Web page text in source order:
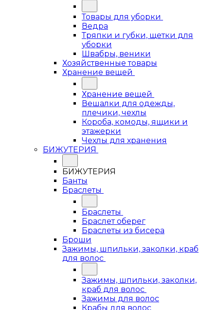
Товары для уборки
Ведра
Тряпки и губки, щетки для
уборки
Швабры, веники
Хозяйственные товары
Хранение вещей
Хранение вещей
Вешалки для одежды,
плечики, чехлы
Короба, комоды, ящики и
этажерки
Чехлы для хранения
БИЖУТЕРИЯ
БИЖУТЕРИЯ
Банты
Браслеты
Браслеты
Браслет оберег
Браслеты из бисера
Броши
Зажимы, шпильки, заколки, краб
для волос
Зажимы, шпильки, заколки,
краб для волос
Зажимы для волос
Крабы для волос